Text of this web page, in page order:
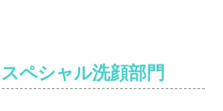
ペシャル洗顔部門